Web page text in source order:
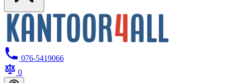
076-5419066
0